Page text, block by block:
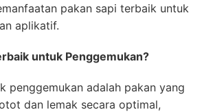
pakan sapi terbaik untuk
aplikatif.
untuk Penggemukan?
penggemukan adalah pakan yang
dan lemak secara optimal,